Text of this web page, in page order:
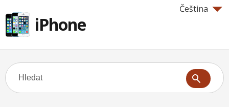
Čeština
iPhone